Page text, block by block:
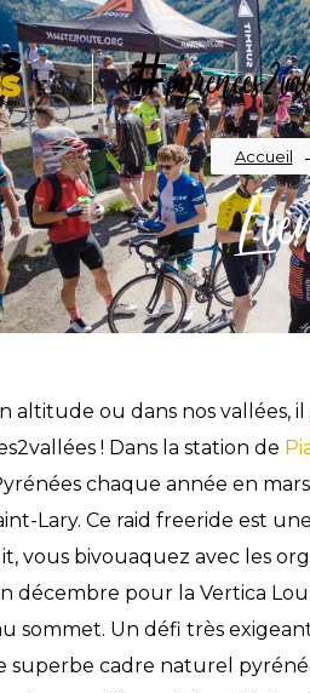
Fil
Accueil
altitude ou dans nos vallées,
! Dans la station de
chaque année en
Lary. Ce raid freeride est
vous bivouaquez avec les
décembre pour la Vertica
sommet. Un défi très
superbe cadre naturel